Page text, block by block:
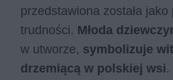
przedstawiona została
trudności. Młoda
w utworze, symbolizuje
drzemiącą w polskiej wsi